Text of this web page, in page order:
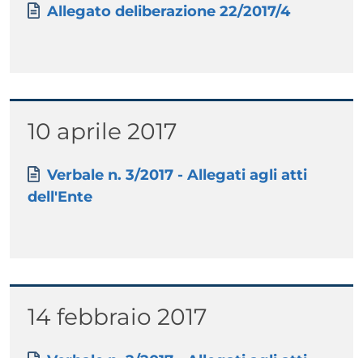
Documento
Allegato deliberazione 22/2017/4
Titolo
10 aprile 2017
Paragrafo
Allegati
Documento
Verbale n. 3/2017 - Allegati agli atti
dell'Ente
Titolo
14 febbraio 2017